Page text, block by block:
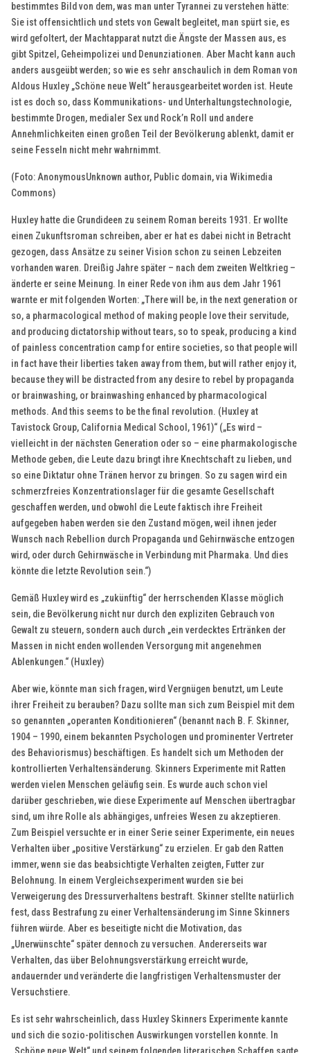
bestimmtes Bild von dem, was man unter Tyrannei zu verstehen hätte:
Sie ist offensichtlich und stets von Gewalt begleitet, man spürt sie, es
wird gefoltert, der Machtapparat nutzt die Ängste der Massen aus, es
gibt Spitzel, Geheimpolizei und Denunziationen. Aber Macht kann auch
anders ausgeübt werden; so wie es sehr anschaulich in dem Roman von
Aldous Huxley „Schöne neue Welt“ herausgearbeitet worden ist. Heute
ist es doch so, dass Kommunikations- und Unterhaltungstechnologie,
bestimmte Drogen, medialer Sex und Rock’n Roll und andere
Annehmlichkeiten einen großen Teil der Bevölkerung ablenkt, damit er
seine Fesseln nicht mehr wahrnimmt.
(Foto: AnonymousUnknown author, Public domain, via Wikimedia
Commons)
Huxley hatte die Grundideen zu seinem Roman bereits 1931. Er wollte
einen Zukunftsroman schreiben, aber er hat es dabei nicht in Betracht
gezogen, dass Ansätze zu seiner Vision schon zu seinen Lebzeiten
vorhanden waren. Dreißig Jahre später – nach dem zweiten Weltkrieg –
änderte er seine Meinung. In einer Rede von ihm aus dem Jahr 1961
warnte er mit folgenden Worten: „There will be, in the next generation or
so, a pharmacological method of making people love their servitude,
and producing dictatorship without tears, so to speak, producing a kind
of painless concentration camp for entire societies, so that people will
in fact have their liberties taken away from them, but will rather enjoy it,
because they will be distracted from any desire to rebel by propaganda
or brainwashing, or brainwashing enhanced by pharmacological
methods. And this seems to be the final revolution. (Huxley at
Tavistock Group, California Medical School, 1961)“ („Es wird –
vielleicht in der nächsten Generation oder so – eine pharmakologische
Methode geben, die Leute dazu bringt ihre Knechtschaft zu lieben, und
so eine Diktatur ohne Tränen hervor zu bringen. So zu sagen wird ein
schmerzfreies Konzentrationslager für die gesamte Gesellschaft
geschaffen werden, und obwohl die Leute faktisch ihre Freiheit
aufgegeben haben werden sie den Zustand mögen, weil ihnen jeder
Wunsch nach Rebellion durch Propaganda und Gehirnwäsche entzogen
wird, oder durch Gehirnwäsche in Verbindung mit Pharmaka. Und dies
könnte die letzte Revolution sein.“)
Gemäß Huxley wird es „zukünftig“ der herrschenden Klasse möglich
sein, die Bevölkerung nicht nur durch den expliziten Gebrauch von
Gewalt zu steuern, sondern auch durch „ein verdecktes Ertränken der
Massen in nicht enden wollenden Versorgung mit angenehmen
Ablenkungen.“ (Huxley)
Aber wie, könnte man sich fragen, wird Vergnügen benutzt, um Leute
ihrer Freiheit zu berauben? Dazu sollte man sich zum Beispiel mit dem
so genannten „operanten Konditionieren“ (benannt nach B. F. Skinner,
1904 – 1990, einem bekannten Psychologen und prominenter Vertreter
des Behaviorismus) beschäftigen. Es handelt sich um Methoden der
kontrollierten Verhaltensänderung. Skinners Experimente mit Ratten
werden vielen Menschen geläufig sein. Es wurde auch schon viel
darüber geschrieben, wie diese Experimente auf Menschen übertragbar
sind, um ihre Rolle als abhängiges, unfreies Wesen zu akzeptieren.
Zum Beispiel versuchte er in einer Serie seiner Experimente, ein neues
Verhalten über „positive Verstärkung“ zu erzielen. Er gab den Ratten
immer, wenn sie das beabsichtigte Verhalten zeigten, Futter zur
Belohnung. In einem Vergleichsexperiment wurden sie bei
Verweigerung des Dressurverhaltens bestraft. Skinner stellte natürlich
fest, dass Bestrafung zu einer Verhaltensänderung im Sinne Skinners
führen würde. Aber es beseitigte nicht die Motivation, das
„Unerwünschte“ später dennoch zu versuchen. Andererseits war
Verhalten, das über Belohnungsverstärkung erreicht wurde,
andauernder und veränderte die langfristigen Verhaltensmuster der
Versuchstiere.
Es ist sehr wahrscheinlich, dass Huxley Skinners Experimente kannte
und sich die sozio-politischen Auswirkungen vorstellen konnte. In